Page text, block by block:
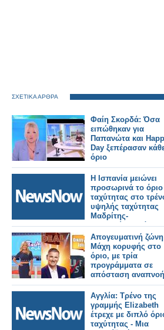
ΣΧΕΤΙΚΑ ΑΡΘΡΑ
Φαίη Σκορδά: Όσα
ειπώθηκαν για
Παπανώτα και
Day ξεπέρασαν
όριο
Η Ισπανία μειώνει
προσωρινά το όριο
ταχύτητας στο
υψηλής ταχύτητας
Μαδρίτης-
Βαρκελώνης λόγω
βλάβης στις γραμμές
Απογευματινή
Μάχη κορυφής στο
όριο, με τρία
προγράμματα σε
απόσταση
Αγγλία: Τρένο της
γραμμής Elizabeth
έτρεχε με διπλό
ταχύτητας - Μια